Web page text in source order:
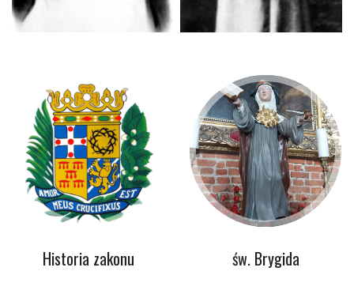
Historia zakonu św. Brygida